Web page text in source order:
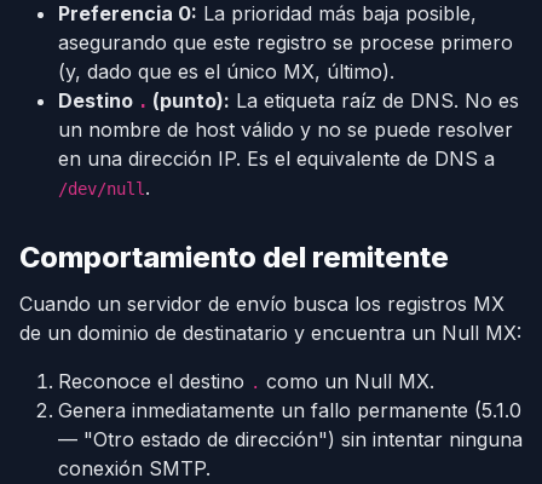
Preferencia 0: La prioridad más baja posible,
asegurando que este registro se procese primero
(y, dado que es el único MX, último).
Destino . (punto): La etiqueta raíz de DNS. No es
un nombre de host válido y no se puede resolver
en una dirección IP. Es el equivalente de DNS a
/dev/null.
Comportamiento del remitente
Cuando un servidor de envío busca los registros MX
de un dominio de destinatario y encuentra un Null MX:
Reconoce el destino . como un Null MX.
Genera inmediatamente un fallo permanente (5.1.0
— "Otro estado de dirección") sin intentar ninguna
conexión SMTP.